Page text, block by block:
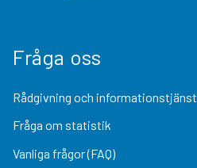
Fråga oss
Rådgivning och informationstjänst
Fråga om statistik
Vanliga frågor (FAQ)